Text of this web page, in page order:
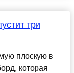
три
плоскую в
которая